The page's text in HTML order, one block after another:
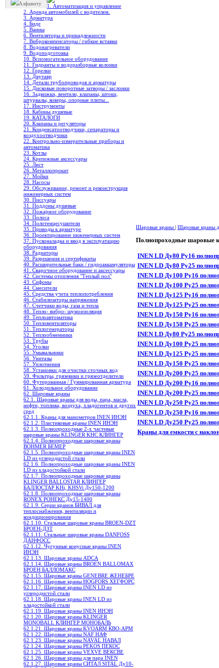
Алфавиту
1. Автоматизация и управление
2. Аренда автомобилей с водителем.
3. Арматура
4. Биде
5. Ванны
6. Вентиляторы и принадлежности
7. Виброкомпенсаторы / гибкие вставки
8. Водонагреватели
9. Водоподготовка
10. Вспомогательное оборудование
11. Гидранты и водоразборные колонки
12. Горелки
13. Двутавр
14. Детали трубопроводов и арматуры
15. Дисковые поворотные затворы / заслонки
16. Задвижки, вентили, клапаны, штоки,
штурвалы, коверы, опорные плиты...
17. Инструменты
18. Кабины душевые
19. КАТАЛОГИ
20. Клапаны и регуляторы
21. Конденсатоотводчики, сепараторы и
воздухоотводчики
22. Контрольно-измерительные приборы и
автоматика
23. Котлы
24. Крепежные аксессуары
25. Лист
26. Металлопрокат
27. Мойки
28. Насосы
29. Обслуживание, ремонт и реконструкция
инженерных систем
30. Писсуары
31. Поддоны душевые
32. Пожарное оборудование
33. Полоса
34. Полотенцесушители
35. Приводы к арматуре
36. Проектирование инженерных систем
37. Пусконаладка и ввод в эксплуатацию
оборудования
38. Радиаторы
39. Разрешения и сертификаты
40. Расширительные баки / гидроаккамуляторы
41. Сварочное оборудование и аксессуары
42. Системы отопления "Теплый пол"
43. Сифоны
44. Смесители
45. Средства учета теплопотребления
46. Стабилизаторы напряжения
47. Счетчики воды, газа и тепла
48. Тепло- вибро- шумоизоляция
49. Теплоавтоматика
50. Тепловентиляторы
51. Теплогенераторы
52. Теплообменники
53. Трубы
54. Уголки
55. Умывальники
56. Унитазы
57. Уплотнения
58. Установки для очистки сточных вод
59. Фильтры, грязевики и грязеотделители
60. Футерованная / Гуммированная арматура
61. Холодильное oборудование
62. Шаровые краны
62.1. Шаровые краны для воды, пара, масла,
нефти, топлива, воздуха, хладогентов и других
сред
62.1.1. Краны для манометров INEN ИНЭН
62.1.2. Пластиковые краны INEN ИНЭН
62.1.3. Полнопроходные 2-х частевые
шаровые краны KLINGER KHC КЛИНГЕР
62.1.4. Полнопроходные шаровые краны
BOHMER БЕМЕР
62.1.5. Полнопроходные шаровые краны INEN
LD из углеродистой стали
62.1.6. Полнопроходные шаровые краны INEN
LD из хладостойкой стали
62.1.7. Полнопроходные шаровые краны
KLINGER BALLOSTAR КЛИНГЕР
БАЛЛОСТАР KHi, KHSVi Ду150-1200
62.1.8. Полнопроходные шаровые краны
RONEX РОНЕКС Ду15-1400
62.1.9. Серии кранов БИВАЛ для
теплоснабжения, вентиляции и
кондиционирования
62.1.10. Стальные шаровые краны BROEN-DZT
БРОЕН-ДЗТ
62.1.11. Стальные шаровые краны DANFOSS
ДАНФОСС
62.1.12. Чугунные конусные краны INEN
ИНЭН
62.1.13. Шаровые краны ADCA
62.1.14. Шаровые краны BROEN BALLOMAX
БРОЕН БАЛЛОМАКС
62.1.15. Шаровые краны GENEBRE ЖЕНЕБРЕ
62.1.16. Шаровые краны HOGFORS ХЕГФОРС
62.1.17. Шаровые краны INEN LD из
углеродистой стали
62.1.18. Шаровые краны INEN LD из
хладостойкой стали
62.1.19. Шаровые краны INEN ИНЭН
62.1.20. Шаровые краны KLINGER
MONOBALL КЛИНГЕР МОНОБАЛЬ
62.1.21. Шаровые краны KVOARM КВО-АРМ
62.1.22. Шаровые краны NAF НАФ
62.1.23. Шаровые краны NAVAL НАВАЛ
62.1.24. Шаровые краны PEKOS ПЕКОС
62.1.25. Шаровые краны VEXVE ВЕКСВЕ
62.1.26. Шаровые краны для пара INEN
62.1.27. Шаровые краны СИТАЛ SITAL Ду10-
Шаровые краны | Шаровые краны
Полнопроходные шаровые
INEN LD Ду80 Ру16
INEN LD Ду80 Ру25
INEN LD Ду100 Ру16
INEN LD Ду100 Ру25
INEN LD Ду125 Ру16
INEN LD Ду125 Ру25
INEN LD Ду150 Ру16
INEN LD Ду150 Ру25
INEN LD Ду80 Ру25
INEN LD Ду100 Ру25
INEN LD Ду125 Ру25
INEN LD Ду150 Ру25
INEN LD Ду200 Ру25
INEN LD Ду200 Ру16
INEN LD Ду200 Ру25
INEN LD Ду250 Ру25
INEN LD Ду250 Ру16
INEN LD Ду250 Ру25
Краны для емкости с